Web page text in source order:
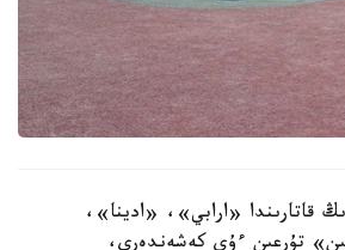
قاتارىندا «ارابي»، «ادينا»،
تۇرعىن ءۇي كەشەندەرى،